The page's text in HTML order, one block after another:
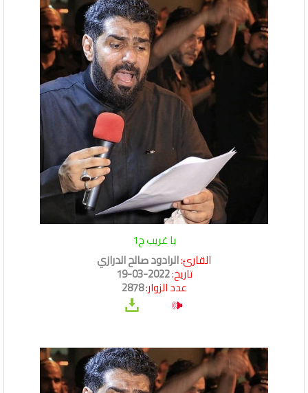
يا غريب ج1
القارئ:الرادود صالح الدرازي
تاريخ:2022-03-19
عدد الزوار:2878